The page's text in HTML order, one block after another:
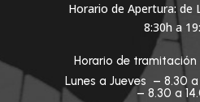
Horario de Apertura: de
8:30h a
Horario de tramitación
Lunes a Jueves – 8.30
– 8.30 a